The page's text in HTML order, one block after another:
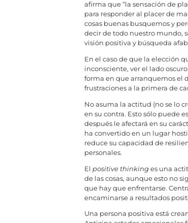
afirma que “la sensación de
para responder al placer de
cosas buenas busquemos y
decir de todo nuestro mundo,
visión positiva y búsqueda
En el caso de que la elección
inconsciente, ver el lado
forma en que arranquemos el
frustraciones a la primera de
No asuma la actitud (no se lo
en su contra. Esto sólo puede
después le afectará en su
ha convertido en un lugar
reduce su capacidad de
personales.
El positive thinkinges una
de las cosas, aunque esto no
que hay que enfrentarse.
encaminarse a resultados
Una persona positiva está